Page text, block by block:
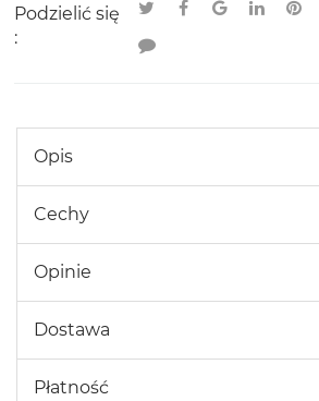
Podzielić się
:
Opis
Cechy
Opinie
Dostawa
Płatność